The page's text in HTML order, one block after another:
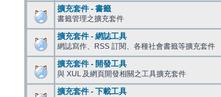
擴充套件 - 書籤
書籤管理之擴充套件
擴充套件 - 網誌工具
網誌寫作、RSS 訂閱、各種社會書籤等擴充套件
擴充套件 - 開發工具
與 XUL 及網頁開發相關之工具擴充套件
擴充套件 - 下載工具